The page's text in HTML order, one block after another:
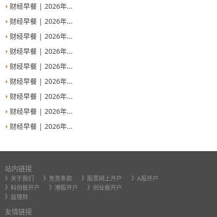
财经早餐 | 2026年...
财经早餐 | 2026年...
财经早餐 | 2026年...
财经早餐 | 2026年...
财经早餐 | 2026年...
财经早餐 | 2026年...
财经早餐 | 2026年...
财经早餐 | 2026年...
财经早餐 | 2026年...
站内链接
》关于我们 》免责条款 》股票网上开户
》A股开户
》科创板开户
》港股开户
》创业板开户
》益理财
友情链接